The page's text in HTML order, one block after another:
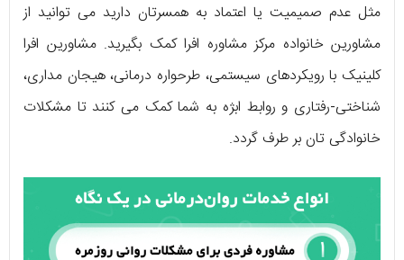
مثل عدم صمیمیت یا اعتماد به همسرتان دارید می توانید از
مشاورین خانواده مرکز مشاوره افرا کمک بگیرید. مشاورین افرا
کلینیک با رویکردهای سیستمی، طرحواره درمانی، هیجان مداری،
شناختی-رفتاری و روابط ابژه به شما کمک می کنند تا مشکلات
خانوادگی تان بر طرف گردد.